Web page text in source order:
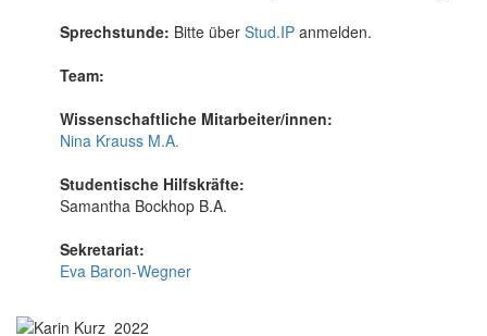
Sprechstunde: Bitte über Stud.IP anmelden.
Team:
Wissenschaftliche Mitarbeiter/innen:
Nina Krauss M.A.
Studentische Hilfskräfte:
Samantha Bockhop B.A.
Sekretariat:
Eva Baron-Wegner